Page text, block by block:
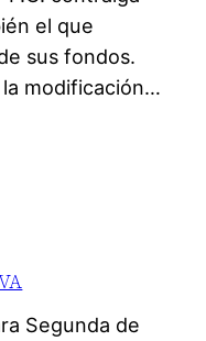
el que
sus fondos.
la modificación…
Segunda de